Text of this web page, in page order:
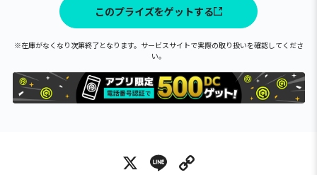
このプライズをゲットする
※在庫がなくなり次第終了となります。サービスサイトで実際の取り扱いを確認してくださ
い。
X Line